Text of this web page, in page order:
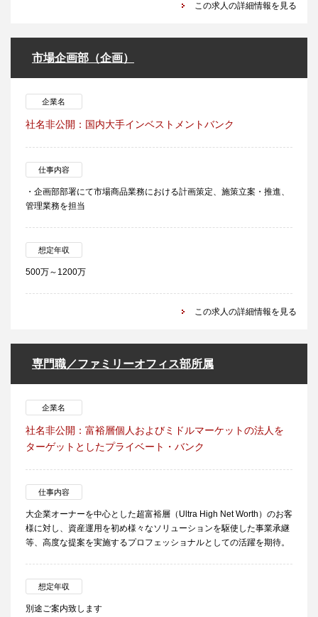
この求人の詳細情報を見る
市場企画部（企画）
企業名
社名非公開：国内大手インベストメントバンク
仕事内容
・企画部部署にて市場商品業務における計画策定、施策立案・推進、
管理業務を担当
想定年収
500万～1200万
この求人の詳細情報を見る
専門職／ファミリーオフィス部所属
企業名
社名非公開：富裕層個人およびミドルマーケットの法人を
ターゲットとしたプライベート・バンク
仕事内容
大企業オーナーを中心とした超富裕層（Ultra High Net Worth）のお客
様に対し、資産運用を初め様々なソリューションを駆使した事業承継
等、高度な提案を実施するプロフェッショナルとしての活躍を期待。
想定年収
別途ご案内致します